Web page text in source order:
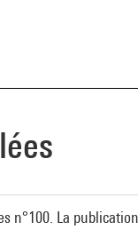
n°100. La